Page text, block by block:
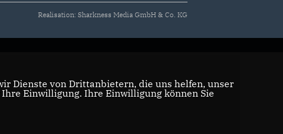
Realisation: Sharkness Media GmbH & Co. KG
Dienste von Drittanbietern, die uns helfen, unser
Einwilligung. Ihre Einwilligung können Sie